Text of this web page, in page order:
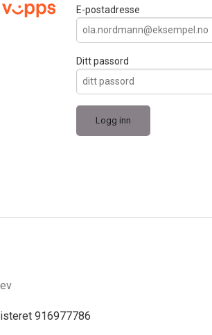
E-postadresse
Ditt passord
916977786